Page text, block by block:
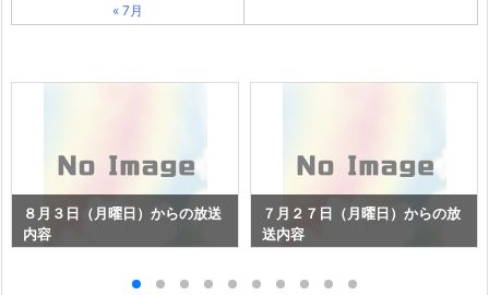
« 7月
８月３日（月曜日）からの放送
内容
７月２７日（月曜日）からの放
送内容